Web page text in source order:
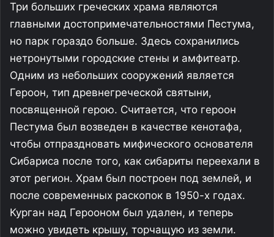
Три больших греческих храма являются
главными достопримечательностями Пестума,
но парк гораздо больше. Здесь сохранились
нетронутыми городские стены и амфитеатр.
Одним из небольших сооружений является
Героон, тип древнегреческой святыни,
посвященной герою. Считается, что героон
Пестума был возведен в качестве кенотафа,
чтобы отпраздновать мифического основателя
Сибариса после того, как сибариты переехали в
этот регион. Храм был построен под землей, и
после современных раскопок в 1950-х годах.
Курган над Герооном был удален, и теперь
можно увидеть крышу, торчащую из земли.